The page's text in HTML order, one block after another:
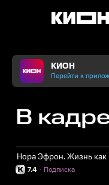
КИОН
Перейти к
В
7.4 Подписка
·